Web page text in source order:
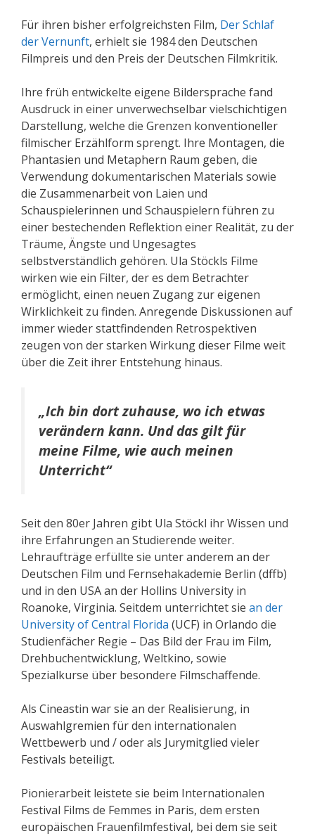
Für ihren bisher erfolgreichsten Film, Der Schlaf
der Vernunft, erhielt sie 1984 den Deutschen
Filmpreis und den Preis der Deutschen Filmkritik.
Ihre früh entwickelte eigene Bildersprache fand
Ausdruck in einer unverwechselbar vielschichtigen
Darstellung, welche die Grenzen konventioneller
filmischer Erzählform sprengt. Ihre Montagen, die
Phantasien und Metaphern Raum geben, die
Verwendung dokumentarischen Materials sowie
die Zusammenarbeit von Laien und
Schauspielerinnen und Schauspielern führen zu
einer bestechenden Reflektion einer Realität, zu der
Träume, Ängste und Ungesagtes
selbstverständlich gehören. Ula Stöckls Filme
wirken wie ein Filter, der es dem Betrachter
ermöglicht, einen neuen Zugang zur eigenen
Wirklichkeit zu finden. Anregende Diskussionen auf
immer wieder stattfindenden Retrospektiven
zeugen von der starken Wirkung dieser Filme weit
über die Zeit ihrer Entstehung hinaus.
„Ich bin dort zuhause, wo ich etwas
verändern kann. Und das gilt für
meine Filme, wie auch meinen
Unterricht“
Seit den 80er Jahren gibt Ula Stöckl ihr Wissen und
ihre Erfahrungen an Studierende weiter.
Lehraufträge erfüllte sie unter anderem an der
Deutschen Film und Fernsehakademie Berlin (dffb)
und in den USA an der Hollins University in
Roanoke, Virginia. Seitdem unterrichtet sie an der
University of Central Florida (UCF) in Orlando die
Studienfächer Regie – Das Bild der Frau im Film,
Drehbuchentwicklung, Weltkino, sowie
Spezialkurse über besondere Filmschaffende.
Als Cineastin war sie an der Realisierung, in
Auswahlgremien für den internationalen
Wettbewerb und / oder als Jurymitglied vieler
Festivals beteiligt.
Pionierarbeit leistete sie beim Internationalen
Festival Films de Femmes in Paris, dem ersten
europäischen Frauenfilmfestival, bei dem sie seit